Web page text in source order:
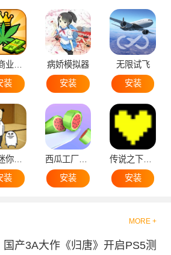
绅士商业策略
装
病娇模拟器
安装
无限试飞
安装
养成迷你大叔
装
西瓜工厂大亨
安装
传说之下黄魂
安装
MORE +
国产3A大作《归唐》开启PS5测